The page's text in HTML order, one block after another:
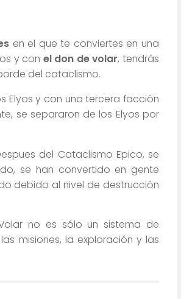
en el que te conviertes en una
y con el don de volar, tendrás
del cataclismo.
Elyos y con una tercera facción
se separaron de los Elyos por
del Cataclismo Epico, se
se han convertido en gente
debido al nivel de destrucción
no es sólo un sistema de
misiones, la exploración y las